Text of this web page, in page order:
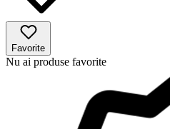
Favorite
Nu ai produse favorite